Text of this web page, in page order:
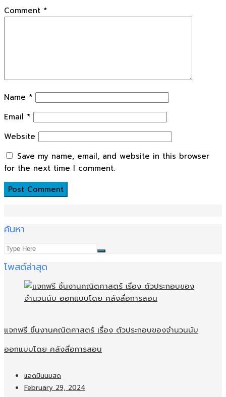
Comment *
Name *
Email *
Website
Save my name, email, and website in this browser
for the next time I comment.
ค้นหา
โพสต์ล่าสุด
แจกฟรี ชิ้นงานคณิตศาสตร์ เรื่อง ตัวประกอบของจำนวนนับ
ออกแบบโดย คลังสื่อการสอน
แอดมินนมสด
February 29, 2024